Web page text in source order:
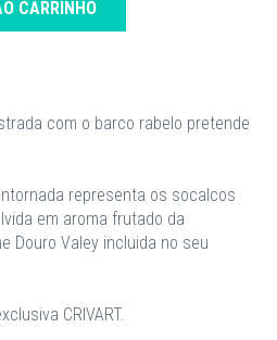
CARRINHO
com o barco rabelo pretende
representa os socalcos
em aroma frutado da
Douro Valey incluida no seu
CRIVART.